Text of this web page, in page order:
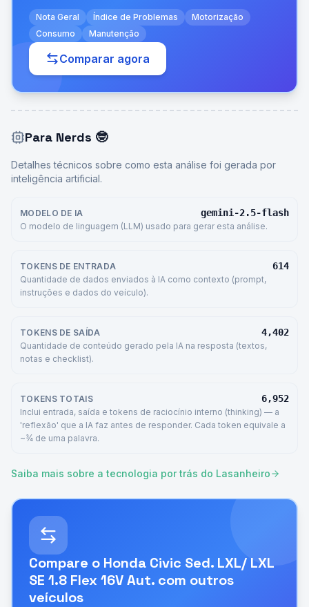
Nota Geral Índice de Problemas
Motorização
Consumo
Manutenção
Comparar agora
Para Nerds 🤓
Detalhes técnicos sobre como esta análise foi gerada por
inteligência artificial.
MODELO DE IA gemini-2.5-flash
O modelo de linguagem (LLM) usado para gerar esta análise.
TOKENS DE ENTRADA 614
Quantidade de dados enviados à IA como contexto (prompt,
instruções e dados do veículo).
TOKENS DE SAÍDA 4,402
Quantidade de conteúdo gerado pela IA na resposta (textos,
notas e checklist).
TOKENS TOTAIS 6,952
Inclui entrada, saída e tokens de raciocínio interno (thinking) — a
'reflexão' que a IA faz antes de responder. Cada token equivale a
~¾ de uma palavra.
Saiba mais sobre a tecnologia por trás do Lasanheiro
Compare o Honda Civic Sed. LXL/ LXL
SE 1.8 Flex 16V Aut. com outros
veículos